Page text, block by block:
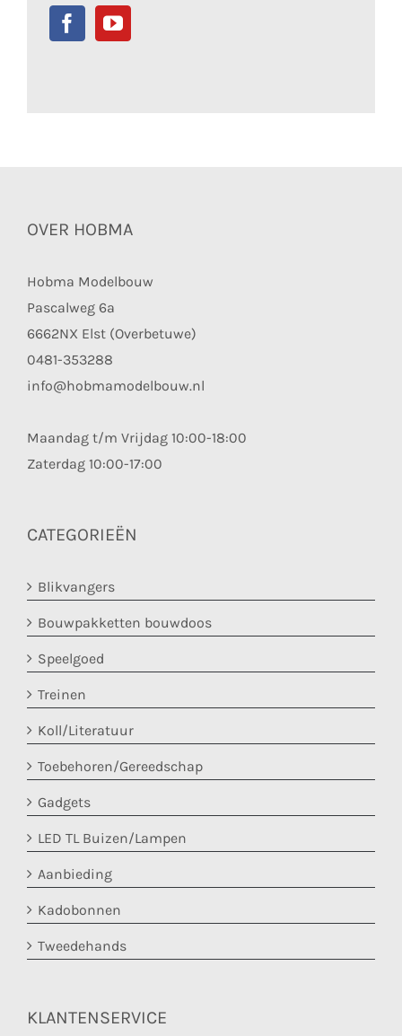
OVER HOBMA
Hobma Modelbouw
Pascalweg 6a
6662NX Elst (Overbetuwe)
0481-353288
info@hobmamodelbouw.nl
Maandag t/m Vrijdag 10:00-18:00
Zaterdag 10:00-17:00
CATEGORIEËN
Blikvangers
Bouwpakketten bouwdoos
Speelgoed
Treinen
Koll/Literatuur
Toebehoren/Gereedschap
Gadgets
LED TL Buizen/Lampen
Aanbieding
Kadobonnen
Tweedehands
KLANTENSERVICE